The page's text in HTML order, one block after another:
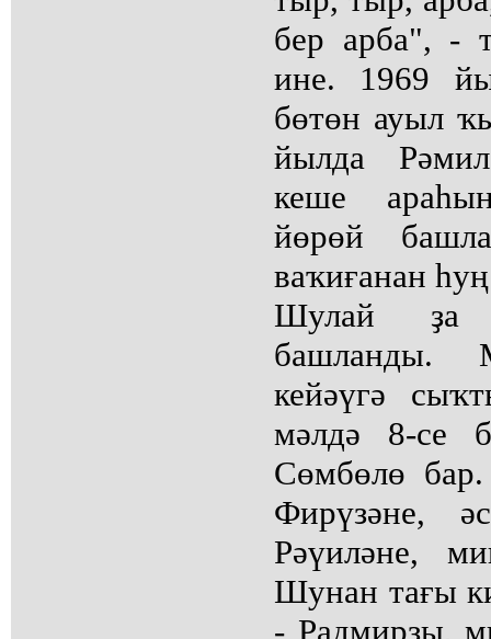
бер арба", -
ине. 1969
бөтөн ауыл
йылда
кеше
йөрөй
ваҡиғанан
Шулай ҙа
башланды.
кейәүгә
мәлдә 8-се
Сөмбөлө
Фирүзәне,
Рәүиләне,
Шунан тағы
- Радмирҙы,